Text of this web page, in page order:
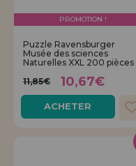
PROMOTION !
Puzzle Ravensburger
Musée des sciences
Naturelles XXL 200 pièces
11,85€
10,67€
ACHETER